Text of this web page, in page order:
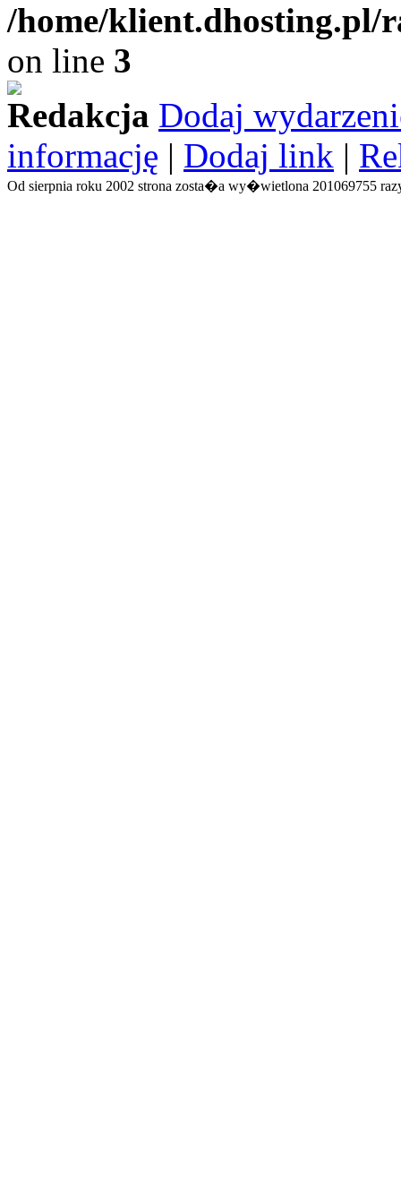
/home/
on line 3
Redakcja Dodaj
informację | Dodaj link |
Od sierpnia roku 2002 strona zosta�a wy�wietlona 201069755